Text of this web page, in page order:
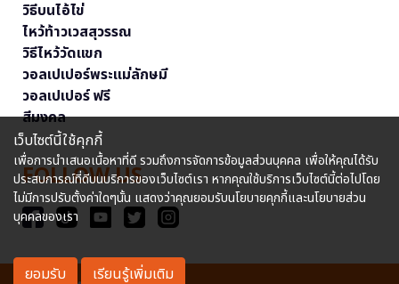
วิธีบนไอ้ไข่
ไหว้ท้าวเวสสุวรรณ
วิธีไหว้วัดแขก
วอลเปเปอร์พระแม่ลักษมี
วอลเปเปอร์ ฟรี
สีมงคล
FOLLOW US
เว็บไซต์นี้ใช้คุกกี้
เพื่อการนำเสนอเนื้อหาที่ดี รวมถึงการจัดการข้อมูลส่วนบุคคล เพื่อให้คุณได้รับ
ประสบการณ์ที่ดีบนบริการของเว็บไซต์เรา หากคุณใช้บริการเว็บไซต์นี้ต่อไปโดย
ไม่มีการปรับตั้งค่าใดๆนั้น แสดงว่าคุณยอมรับนโยบายคุกกี้และนโยบายส่วน
บุคคลของเรา
ยอมรับ เรียนรู้เพิ่มเติม